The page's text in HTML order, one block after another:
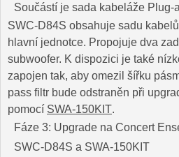
Součástí je sada kabeláže Plug-
SWC-D84S obsahuje sadu
hlavní jednotce. Propojuje dva
subwoofer. K dispozici je také
zapojen tak, aby omezil šířku
pass filtr bude odstraněn při
pomocí SWA-150KIT.
Fáze 3: Upgrade na Concert
SWC-D84S a SWA-150KIT